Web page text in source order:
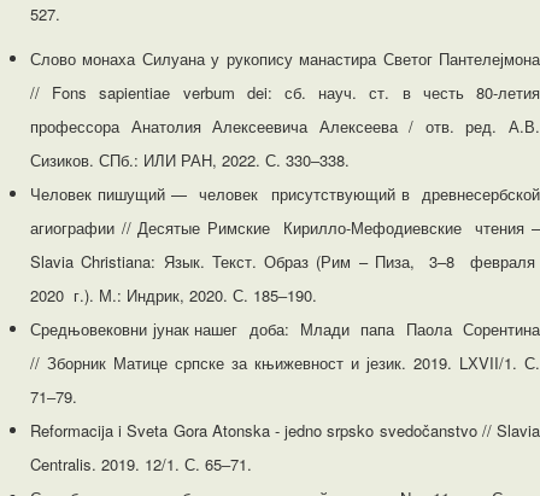
527.
Слово монаха Силуана у рукопису манастира Светог Пантелејмона
// Fons sapientiae verbum dei: сб. науч. ст. в честь 80-летия
профессора Анатолия Алексеевича Алексеева / отв. ред. А.В.
Сизиков. СПб.: ИЛИ РАН, 2022. С. 330‒338.
Человек пишущий — человек присутствующий в древнесербской
агиографии // Десятые Римские Кирилло-Мефодиевские чтения –
Slavia Christiana: Язык. Текст. Образ (Рим – Пиза, 3–8 февраля
2020 г.). М.: Индрик, 2020. С. 185‒190.
Средњовековни јунак нашег доба: Млади папа Паола Сорентина
// Зборник Матице српске за књижевност и језик. 2019. LХVII/1. С.
71‒79.
Reformacija i Sveta Gora Atonska - jedno srpsko svedočanstvo // Slavia
Centralis. 2019. 12/1. С. 65‒71.